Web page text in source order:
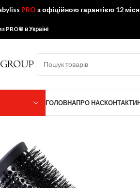
PRO® в Україні
ГОЛОВНАПРО НАСКОНТАКТИ
PRO з офіційною гарантією 12